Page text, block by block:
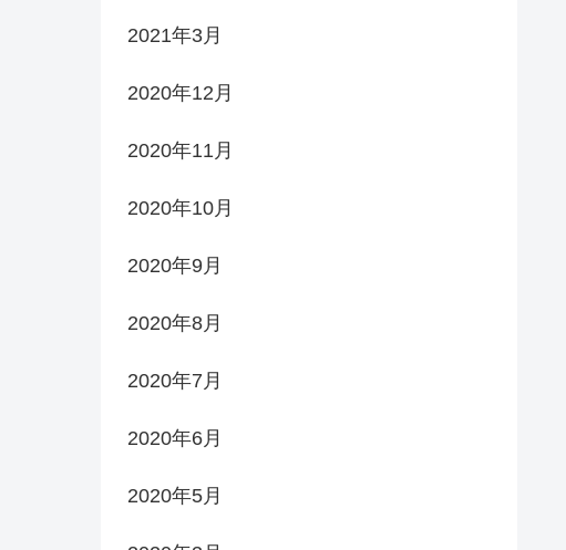
2021年3月
2020年12月
2020年11月
2020年10月
2020年9月
2020年8月
2020年7月
2020年6月
2020年5月